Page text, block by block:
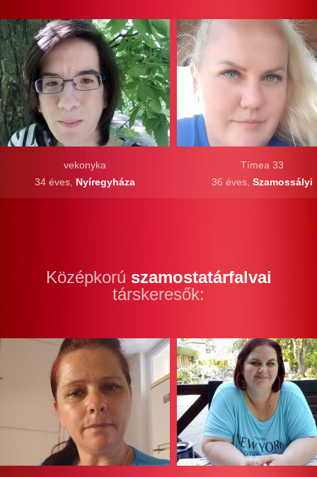
Tímea 33
36 éves, Szamossályi
vekonyka
34 éves, Nyíregyháza
Középkorú szamostatárfalvai
társkeresők: